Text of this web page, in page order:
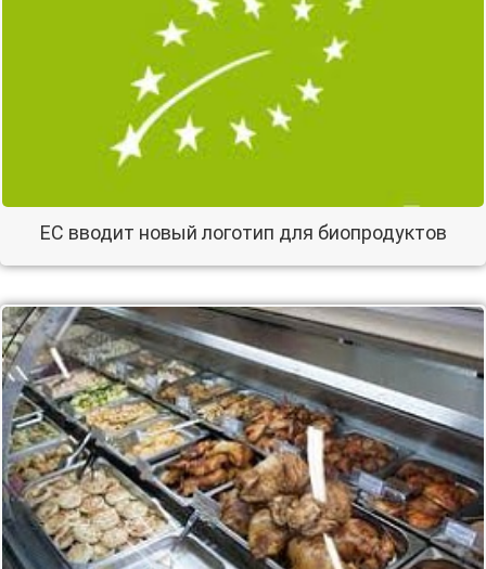
ЕС вводит новый логотип для биопродуктов